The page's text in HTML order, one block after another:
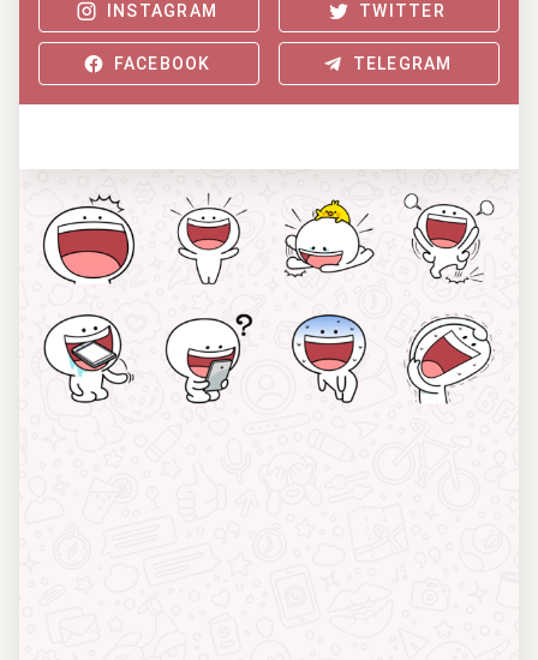
INSTAGRAM TWITTER
FACEBOOK TELEGRAM